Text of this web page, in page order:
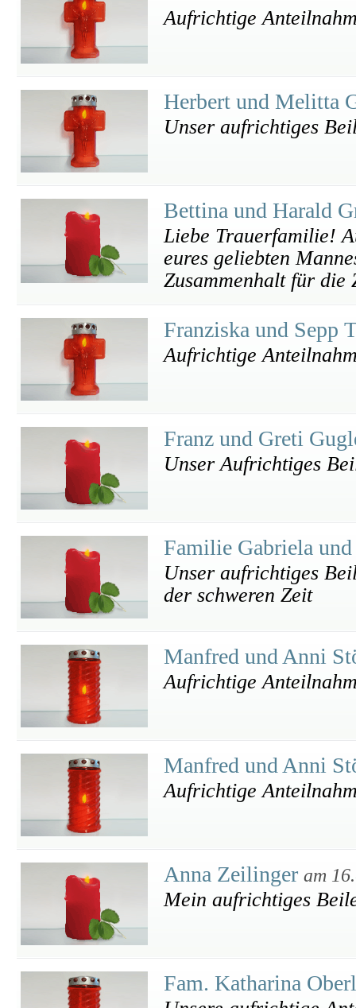
Aufrichtige
Herbert und Melitta
Unser aufrichtiges
Bettina und Harald
Liebe Trauerfamilie!
eures geliebten
Zusammenhalt für die
Franziska und Sepp
Aufrichtige
Franz und Greti
Unser Aufrichtiges
Familie Gabriela
Unser aufrichtiges
der schweren Zeit
Manfred und Anni
Aufrichtige
Manfred und Anni
Aufrichtige
Anna Zeilinger am
Mein aufrichtiges
Fam. Katharina